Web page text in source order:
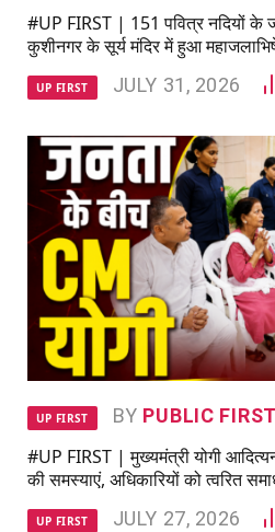
#UP FIRST | 151 पवित्र नदियों के
कुशीनगर के सूर्य मंदिर में हुआ
UP FIRST JULY 31, 2026
UP FIRST BY PUBLIC
#UP FIRST | मुख्यमंत्री योगी
की समस्याएं, अधिकारियों को त्वरित
UP FIRST JULY 27, 2026